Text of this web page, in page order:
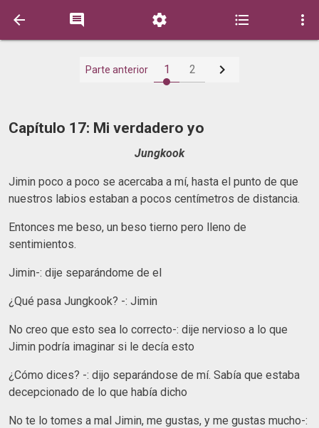
    
Parte anterior 1 2 
Capítulo 17: Mi verdadero yo
Jungkook
Jimin poco a poco se acercaba a mí, hasta el punto de que
nuestros labios estaban a pocos centímetros de distancia.
Entonces me beso, un beso tierno pero lleno de
sentimientos.
Jimin-: dije separándome de el
¿Qué pasa Jungkook? -: Jimin
No creo que esto sea lo correcto-: dije nervioso a lo que
Jimin podría imaginar si le decía esto
¿Cómo dices? -: dijo separándose de mí. Sabía que estaba
decepcionado de lo que había dicho
No te lo tomes a mal Jimin, me gustas, y me gustas mucho-: